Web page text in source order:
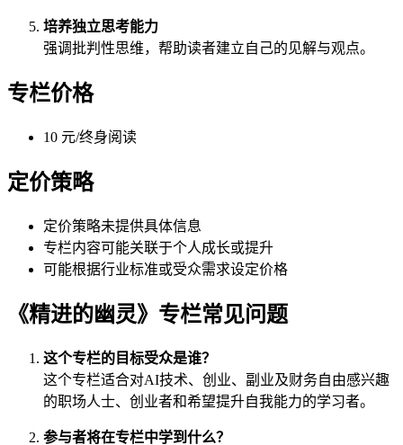
培养独立思考能力
强调批判性思维，帮助读者建立自己的见解与观点。
专栏价格
10 元/终身阅读
定价策略
定价策略未提供具体信息
专栏内容可能关联于个人成长或提升
可能根据行业标准或受众需求设定价格
《精进的幽灵》专栏常见问题
这个专栏的目标受众是谁？
这个专栏适合对AI技术、创业、副业及财务自由感兴趣
的职场人士、创业者和希望提升自我能力的学习者。
参与者将在专栏中学到什么？